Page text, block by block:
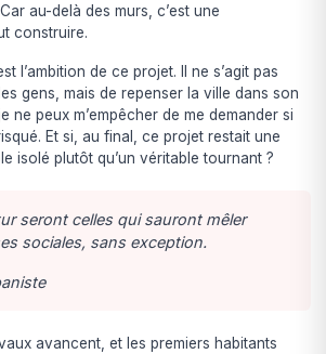
au-delà des murs, c’est une
construire.
l’ambition de ce projet. Il ne s’agit pas
gens, mais de repenser la ville dans son
ne peux m’empêcher de me demander si
Et si, au final, ce projet restait une
isolé plutôt qu’un véritable tournant ?
seront celles qui sauront mêler
sociales, sans exception.
avancent, et les premiers habitants